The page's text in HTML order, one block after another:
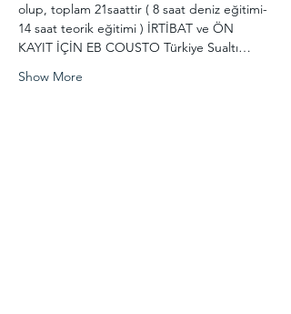
olup, toplam 21saattir ( 8 saat deniz eğitimi-
14 saat teorik eğitimi ) İRTİBAT ve ÖN
KAYIT İÇİN EB COUSTO Türkiye Sualtı…
Show More